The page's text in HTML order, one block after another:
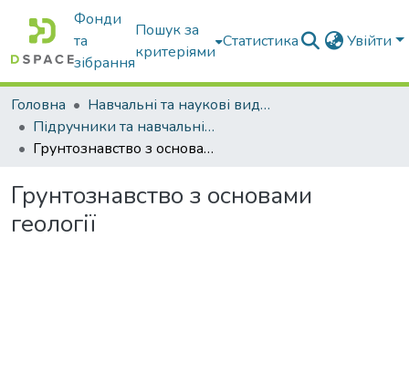
Фонди
та
зібрання
Пошук за
критеріями
Статистика Увійти
Головна
Навчальні та наукові видання
Підручники та навчальні посібники
Грунтознавство з основами геології
Грунтознавство з основами
геології